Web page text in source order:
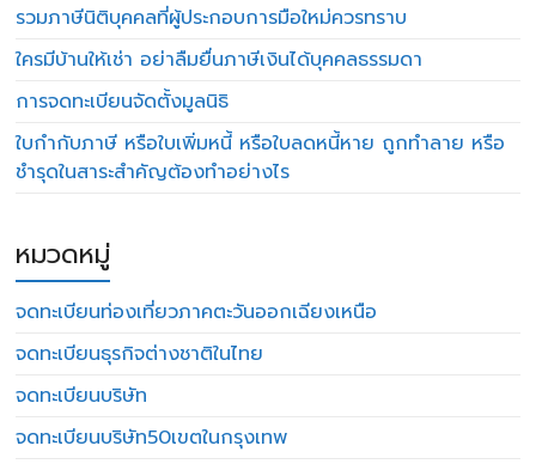
รวมภาษีนิติบุคคลที่ผู้ประกอบการมือใหม่ควรทราบ
ใครมีบ้านให้เช่า อย่าลืมยื่นภาษีเงินได้บุคคลธรรมดา
การจดทะเบียนจัดตั้งมูลนิธิ
ใบกำกับภาษี หรือใบเพิ่มหนี้ หรือใบลดหนี้หาย ถูกทำลาย หรือ
ชำรุดในสาระสำคัญต้องทำอย่างไร
หมวดหมู่
จดทะเบียนท่องเที่ยวภาคตะวันออกเฉียงเหนือ
จดทะเบียนธุรกิจต่างชาติในไทย
จดทะเบียนบริษัท
จดทะเบียนบริษัท50เขตในกรุงเทพ